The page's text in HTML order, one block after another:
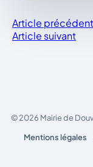
Article précédent
Article suivant
© 2026 Mairie de
Mentions légales